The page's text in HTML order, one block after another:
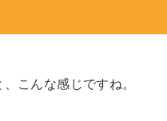
こんな感じですね。